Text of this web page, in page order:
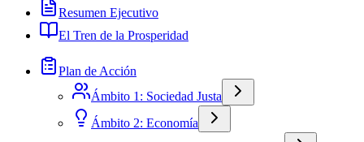
Resumen Ejecutivo
El Tren de la Prosperidad
Plan de Acción
Ámbito 1: Sociedad Justa
Ámbito 2: Economía